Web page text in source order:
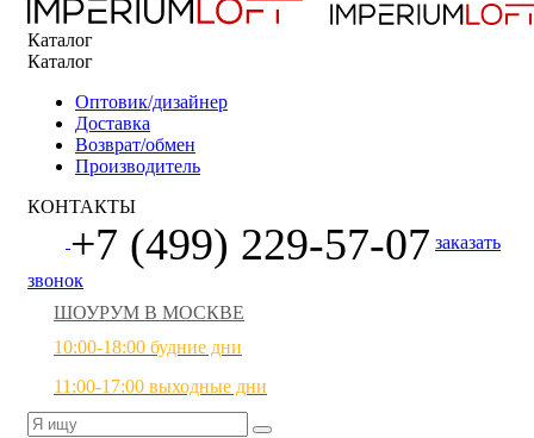
Каталог
Каталог
Оптовик/дизайнер
Доставка
Возврат/обмен
Производитель
КОНТАКТЫ
+7 (499) 229-57-07 заказать
звонок
ШОУРУМ В МОСКВЕ
10:00-18:00 будние дни
11:00-17:00 выходные дни